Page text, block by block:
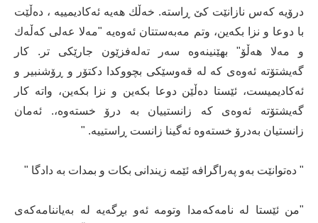
درۆیه‌ كه‌س نازانێت كێ ڕاسته‌. خه‌ڵك هه‌یه‌ ئه‌كادیمییه‌ ، ده‌ڵێت
با دوعا و نزا بكه‌ین، وتم مه‌به‌ستتان ئه‌وه‌یه‌ "مه‌لا عه‌لی كه‌ڵه‌ك
و مه‌لا هه‌ڵۆ" بهێنینه‌وه‌ سه‌ر ته‌له‌فزێون جارێكی تر. كار
گه‌یشتۆته‌ ئه‌وه‌ی كه‌ له‌ قه‌وسێكی بچووكدا دكتۆر و ڕۆشنبیر و
ئه‌كادیمیست، ئێستا ده‌ڵێن دوعا بكه‌ین و نزا بكه‌ین، واته‌ كار
گه‌یشتۆته‌ ئه‌وه‌ی كه‌ زانستییان به ‌درۆ خسته‌وه،. ئه‌مان
زانستیان به‌درۆ خسته‌وه‌ ئه‌گینا زانست ڕاستییه‌. "
" ده‌توانێت به‌و په‌راگرافه‌ ئێمه‌ زیندانی بكات و بمدات به‌ دادگا "
"من ئێستا له‌ نامه‌كه‌مدا وتومه‌ ئه‌و بڕگه‌یه‌ له‌ به‌یاننامه‌كه‌ی